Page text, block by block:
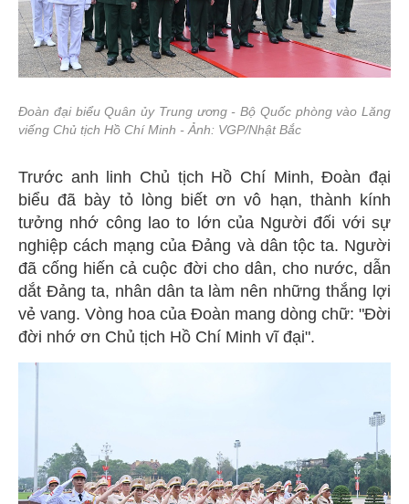
Đoàn đại biểu Quân ủy Trung ương - Bộ Quốc phòng vào Lăng
viếng Chủ tịch Hồ Chí Minh - Ảnh: VGP/Nhật Bắc
Trước anh linh Chủ tịch Hồ Chí Minh, Đoàn đại
biểu đã bày tỏ lòng biết ơn vô hạn, thành kính
tưởng nhớ công lao to lớn của Người đối với sự
nghiệp cách mạng của Đảng và dân tộc ta. Người
đã cống hiến cả cuộc đời cho dân, cho nước, dẫn
dắt Đảng ta, nhân dân ta làm nên những thắng lợi
vẻ vang. Vòng hoa của Đoàn mang dòng chữ: "Đời
đời nhớ ơn Chủ tịch Hồ Chí Minh vĩ đại".